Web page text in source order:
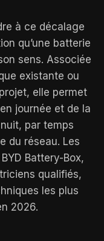
à ce décalage
qu’une batterie
sens. Associée
existante ou
elle permet
journée et de la
par temps
du réseau. Les
Battery-Box,
qualifiés,
les plus
2026.